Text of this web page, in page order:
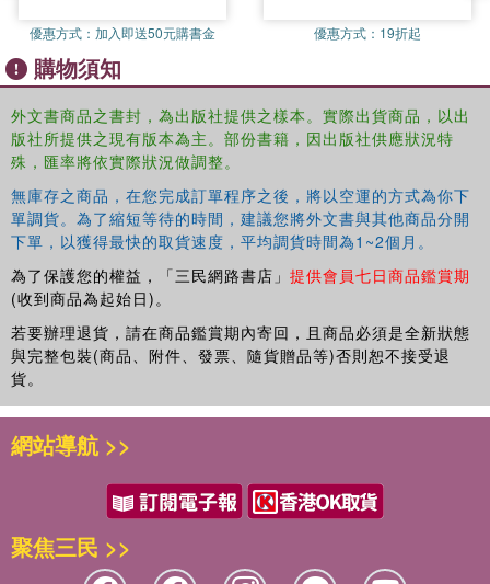
優惠方式： 加入即送50元購書金 優惠方式： 19折起
購物須知
外文書商品之書封，為出版社提供之樣本。實際出貨商品，以出
版社所提供之現有版本為主。部份書籍，因出版社供應狀況特
殊，匯率將依實際狀況做調整。
無庫存之商品，在您完成訂單程序之後，將以空運的方式為你下
單調貨。為了縮短等待的時間，建議您將外文書與其他商品分開
下單，以獲得最快的取貨速度，平均調貨時間為1~2個月。
為了保護您的權益，「三民網路書店」 提供會員七日商品鑑賞期
(收到商品為起始日)。
若要辦理退貨，請在商品鑑賞期內寄回，且商品必須是全新狀態
與完整包裝(商品、附件、發票、隨貨贈品等)否則恕不接受退
貨。
網站導航 >>
聚焦三民 >>